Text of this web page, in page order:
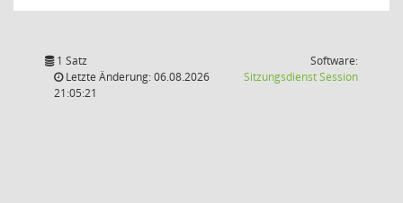
1 Satz
Letzte Änderung: 06.08.2026
21:05:21
Software:
SitzungsdienstSession(Wird in